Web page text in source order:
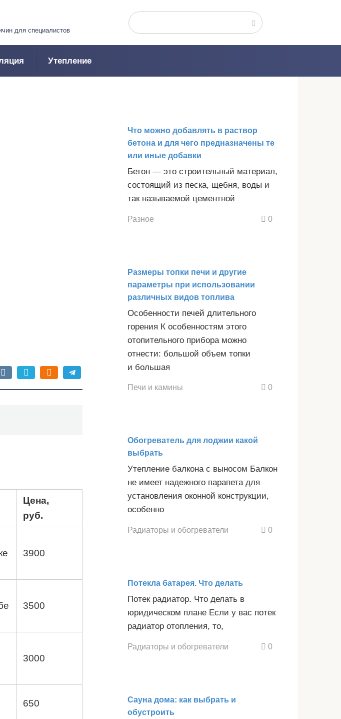
для специалистов
Поиск:
Утепление
Цена,
руб.
3900
3500
3000
650
Что можно добавлять в раствор
бетона и для чего предназначены те
или иные добавки
Бетон — это строительный материал,
состоящий из песка, щебня, воды и
так называемой цементной
Разное 0
Размеры топки печи и другие
параметры при использовании
различных видов топлива
Особенности печей длительного
горения К особенностям этого
отопительного прибора можно
отнести: большой объем топки
и большая
Печи и камины 0
Обогреватель для лоджии какой
выбрать
Утепление балкона с выносом Балкон
не имеет надежного парапета для
установления оконной конструкции,
особенно
Радиаторы и обогреватели 0
Потекла батарея. Что делать
Потек радиатор. Что делать в
юридическом плане Если у вас потек
радиатор отопления, то,
Радиаторы и обогреватели 0
Сауна дома: как выбрать и
обустроить